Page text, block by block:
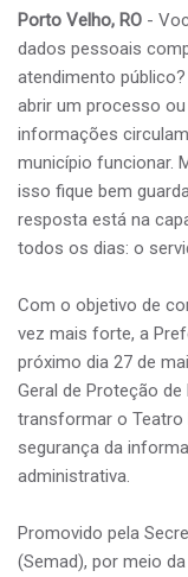
Porto Velho, RO -
dados pessoais
atendimento
abrir um processo
informações
município funcionar.
isso fique bem
resposta está na
todos os dias: o
Com o objetivo de
vez mais forte, a
próximo dia 27 de
Geral de Proteção de
transformar o Teatro
segurança da
administrativa.
Promovido pela
(Semad), por meio